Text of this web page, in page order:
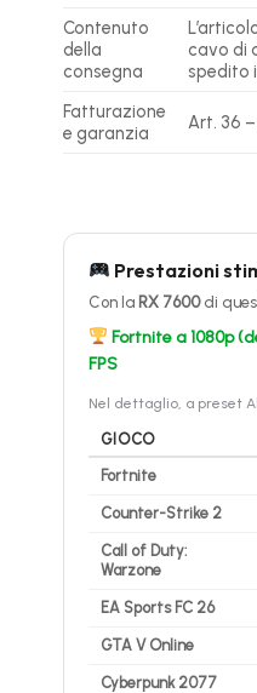
Contenuto
della
consegna
cavo di
spedito
Fatturazione
e garanzia
Art. 36
Prestazioni
Con la RX 7600di
Fortnite a 1080p
FPS
Nel dettaglio, a preset
GIOCO
Fortnite
Counter-Strike 2
Call of Duty:
Warzone
EA Sports FC 26
GTA V Online
Cyberpunk 2077